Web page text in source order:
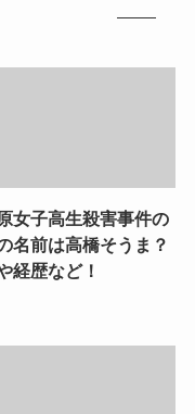
女子高生殺害事件の
名前は高橋そうま？
経歴など！